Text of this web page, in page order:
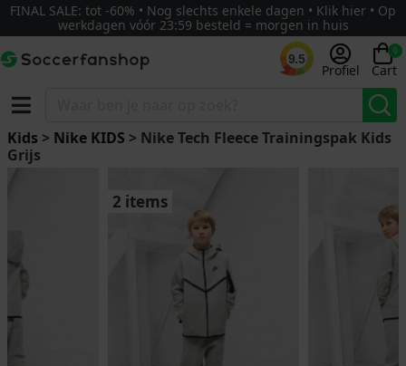
FINAL SALE: tot -60% • Nog slechts enkele dagen • Klik hier • Op
werkdagen vóór 23:59 besteld = morgen in huis
9.5
Profiel
0
Cart
Kids > Nike KIDS > Nike Tech Fleece Trainingspak Kids
Grijs
2 items